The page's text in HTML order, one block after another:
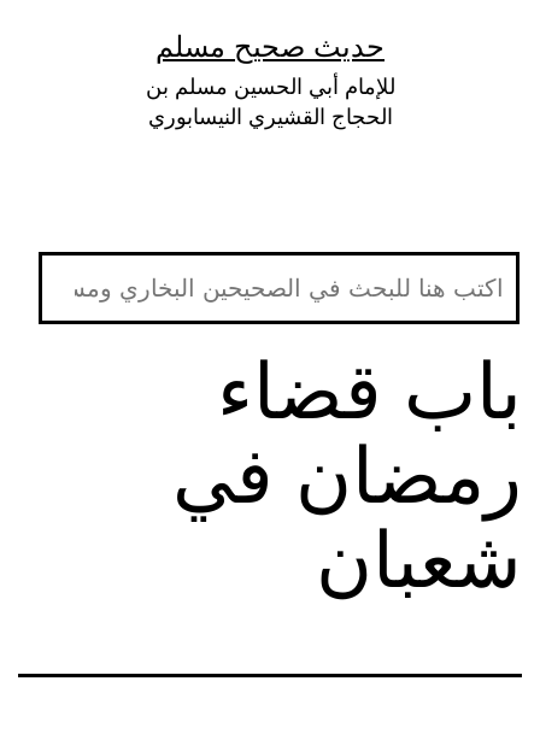
حديث صحيح مسلم
للإمام أبي الحسين مسلم بن
الحجاج القشيري النيسابوري
باب قضاء
رمضان في
شعبان